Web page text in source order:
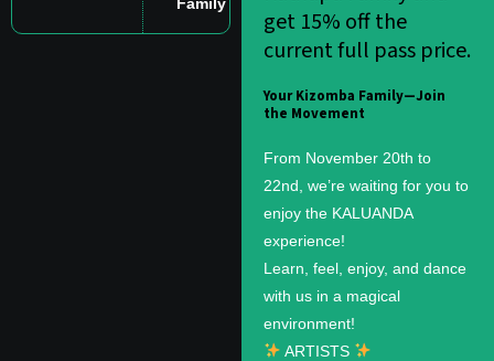
Family
get 15% off the
current full pass price.
Your Kizomba Family—Join
the Movement
From November 20th to
22nd, we’re waiting for you to
enjoy the KALUANDA
experience!
Learn, feel, enjoy, and dance
with us in a magical
environment!
ARTISTS